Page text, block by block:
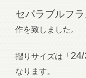
セパラブルフ
作を致しました。
摺りサイズは「
なります。